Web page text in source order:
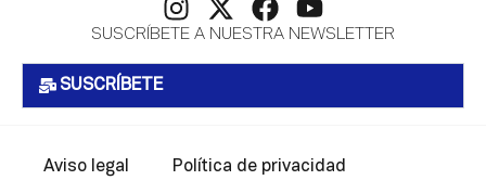
SUSCRÍBETE A NUESTRA NEWSLETTER
SUSCRÍBETE
Aviso legal Política de privacidad